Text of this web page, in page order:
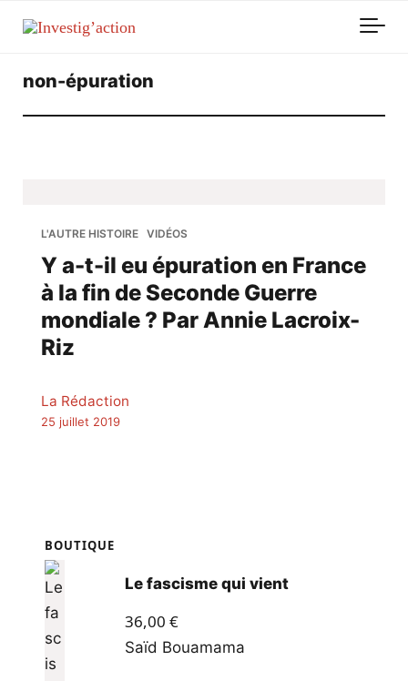
non-épuration
L'AUTRE HISTOIRE VIDÉOS
Y a-t-il eu épuration en France
à la fin de Seconde Guerre
mondiale ? Par Annie Lacroix-
Riz
La Rédaction
25 juillet 2019
BOUTIQUE
Le fascisme qui vient
36,00 €
Saïd Bouamama